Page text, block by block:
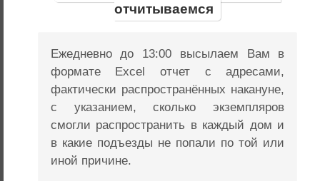
отчитываемся
Ежедневно до 13:00 высылаем Вам в
формате Excel отчет с адресами,
фактически распространённых накануне,
с указанием, сколько экземпляров
смогли распространить в каждый дом и
в какие подъезды не попали по той или
иной причине.